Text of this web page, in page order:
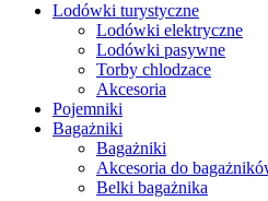
Lodówki turystyczne
Lodówki elektryczne
Lodówki pasywne
Torby chlodzace
Akcesoria
Pojemniki
Bagażniki
Bagażniki
Akcesoria do
Belki bagażnika